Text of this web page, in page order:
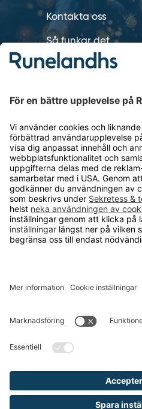
Kontakta oss
Så funkar det
Försäljningsvillkor
Cookie inställningar
OM RUNELANDHS
Om Runelandhs
Köpvillkor
Läsvärt
0480-15940